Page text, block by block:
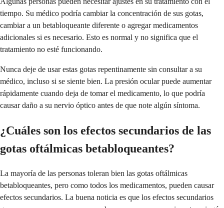
tiempo. Su médico podría cambiar la concentración de sus gotas,
cambiar a un betabloqueante diferente o agregar medicamentos
adicionales si es necesario. Esto es normal y no significa que el
tratamiento no esté funcionando.
Nunca deje de usar estas gotas repentinamente sin consultar a su
médico, incluso si se siente bien. La presión ocular puede aumentar
rápidamente cuando deja de tomar el medicamento, lo que podría
causar daño a su nervio óptico antes de que note algún síntoma.
¿Cuáles son los efectos secundarios de las
gotas oftálmicas betabloqueantes?
La mayoría de las personas toleran bien las gotas oftálmicas
betabloqueantes, pero como todos los medicamentos, pueden causar
efectos secundarios. La buena noticia es que los efectos secundarios